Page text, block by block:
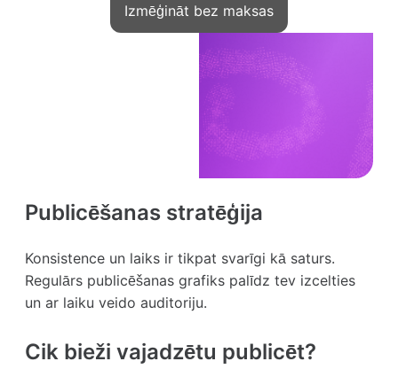
Izmēģināt bez maksas
Publicēšanas stratēģija
Konsistence un laiks ir tikpat svarīgi kā saturs.
Regulārs publicēšanas grafiks palīdz tev izcelties
un ar laiku veido auditoriju.
Cik bieži vajadzētu publicēt?